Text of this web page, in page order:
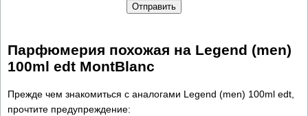
Отправить
Парфюмерия похожая на Legend (men)
100ml edt MontBlanc
Прежде чем знакомиться с аналогами Legend (men) 100ml edt,
прочтите предупреждение: